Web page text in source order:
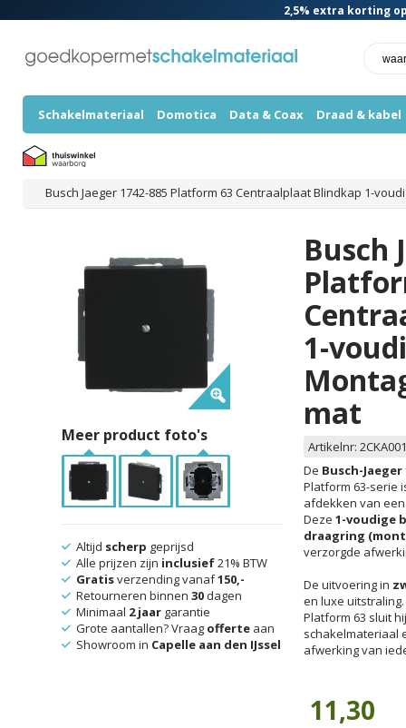
2,5% extra korting
Schakelmateriaal Domotica Data & Coax Draad & kabel
Busch Jaeger 1742-885 Platform 63 Centraalplaat Blindkap 1-
Busch
1-
mat
Artikelnr:
De Busch-Jaeger
Platform 63-serie
afdekken van
Deze 1-voudige
draagring
verzorgde
De uitvoering in
en luxe
Platform 63 sluit
schakelmateriaal
afwerking van
11,30
Meer product foto's
Altijd scherp geprijsd
Alle prijzen zijn inclusief21% BTW
Gratisverzending vanaf150,-
Retourneren binnen 30dagen
Minimaal 2 jaargarantie
Grote aantallen? Vraag offerteaan
Showroom in Capelle aan den IJssel